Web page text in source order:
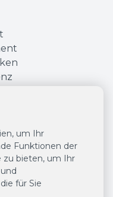
um Ihr
Funktionen der
zu bieten, um Ihr
für Sie